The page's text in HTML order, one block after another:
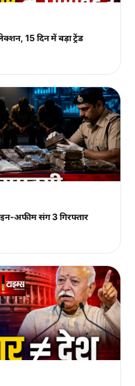
15 दिन में बड़ा ट्रेंड
अफीम संग 3 गिरफ्तार